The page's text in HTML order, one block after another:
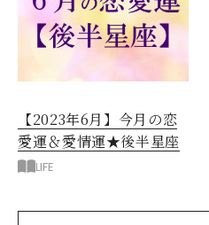
【2023年6月】今月の恋
愛運＆愛情運★後半星座
LIFE